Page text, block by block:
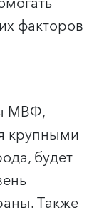
факторов
МВФ,
крупными
будет
Также